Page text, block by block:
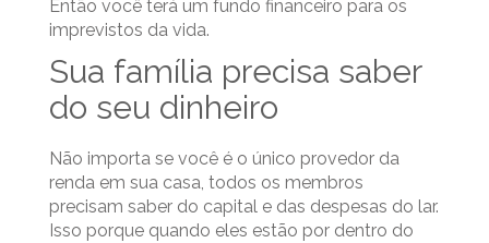
Então você terá um fundo financeiro para os
imprevistos da vida.
Sua família precisa saber
do seu dinheiro
Não importa se você é o único provedor da
renda em sua casa, todos os membros
precisam saber do capital e das despesas do lar.
Isso porque quando eles estão por dentro do